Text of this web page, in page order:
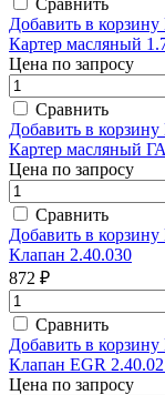
Добавить в корзину
Картер масляный
Цена по запросу
Сравнить
Добавить в корзину
Картер масляный
Цена по запросу
Сравнить
Добавить в корзину
Клапан 2.40.030
872 ₽
Сравнить
Добавить в корзину
Клапан EGR
Цена по запросу